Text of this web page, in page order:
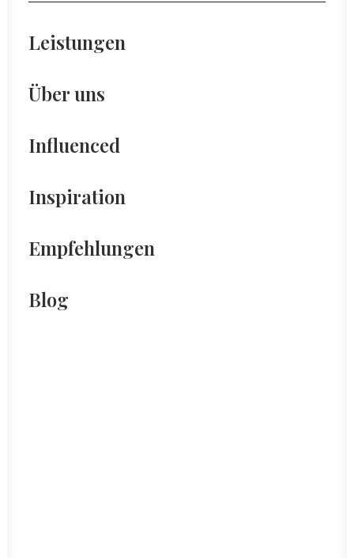
Leistungen
Über uns
Influenced
Inspiration
Empfehlungen
Blog